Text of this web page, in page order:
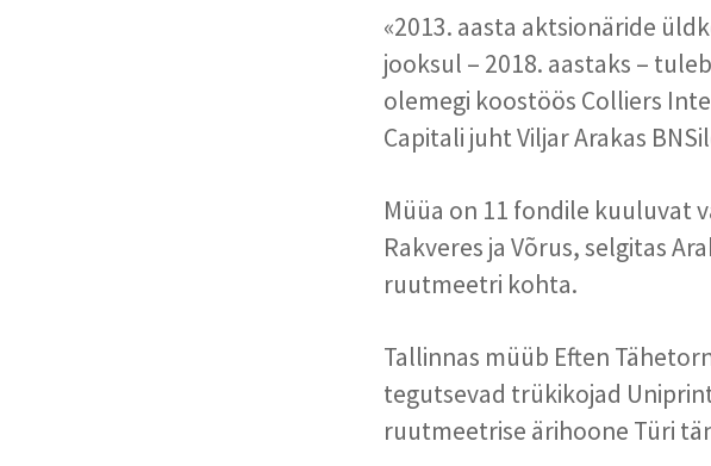
«2013. aasta aktsionäride
jooksul – 2018. aastaks –
olemegi koostöös Colliers
Capitali juht Viljar Arakas
Müüa on 11 fondile kuuluvat
Rakveres ja Võrus, selgitas
ruutmeetri kohta.
Tallinnas müüb Eften
tegutsevad trükikojad
ruutmeetrise ärihoone Türi